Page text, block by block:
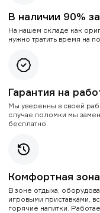
В наличии 90%
На нашем складе как
нужно тратить время на
Гарантия на
Мы уверенны в своей
случае поломки мы
бесплатно.
Комфортная
В зоне отдыха,
игровыми приставками,
горячие напитки.